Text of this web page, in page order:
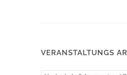
VERANSTALTUNGS